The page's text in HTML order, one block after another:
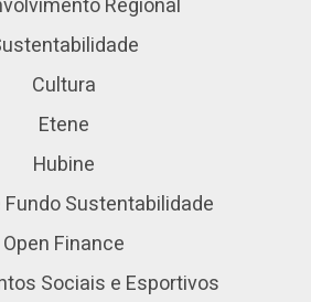
Regional
Cultura
Etene
Hubine
Fundo Sustentabilidade
Open Finance
Sociais e Esportivos